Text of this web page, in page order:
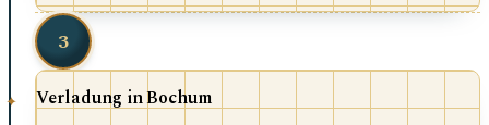
3
Verladung in Bochum